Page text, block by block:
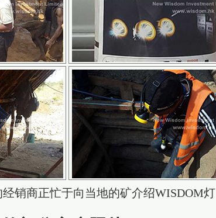
销商正忙于向当地的矿介绍WISDOM灯